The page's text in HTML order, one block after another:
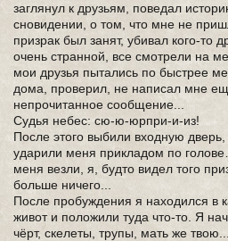
заглянул к друзьям, поведал
сновидении, о том, что мне не
призрак был занят, убивал кого-то
очень странной, все смотрели на
мои друзья пытались по быстрее
дома, проверил, не написал мне
непрочитанное сообщение...
Судья небес: сю-ю-юрпри-и-из!
После этого выбили входную
ударили меня прикладом по
меня везли, я, будто видел того
больше ничего...
После пробуждения я находился в
живот и положили туда что-то. Я
чёрт, скелеты, трупы, мать же